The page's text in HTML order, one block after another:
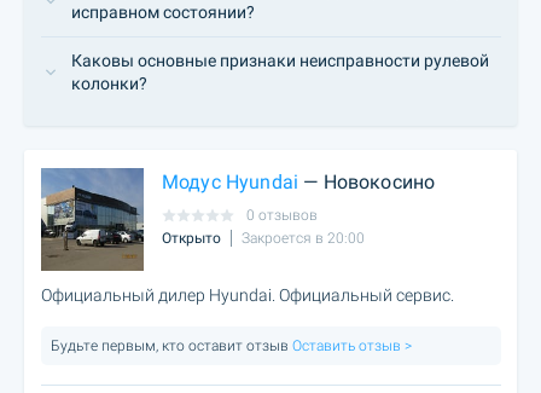
исправном состоянии?
Каковы основные признаки неисправности рулевой
колонки?
Модус Hyundai — Новокосино
0 отзывов
Открыто
Закроется в 20:00
Официальный дилер Hyundai. Официальный сервис.
Будьте первым, кто оставит отзыв Оставить отзыв >